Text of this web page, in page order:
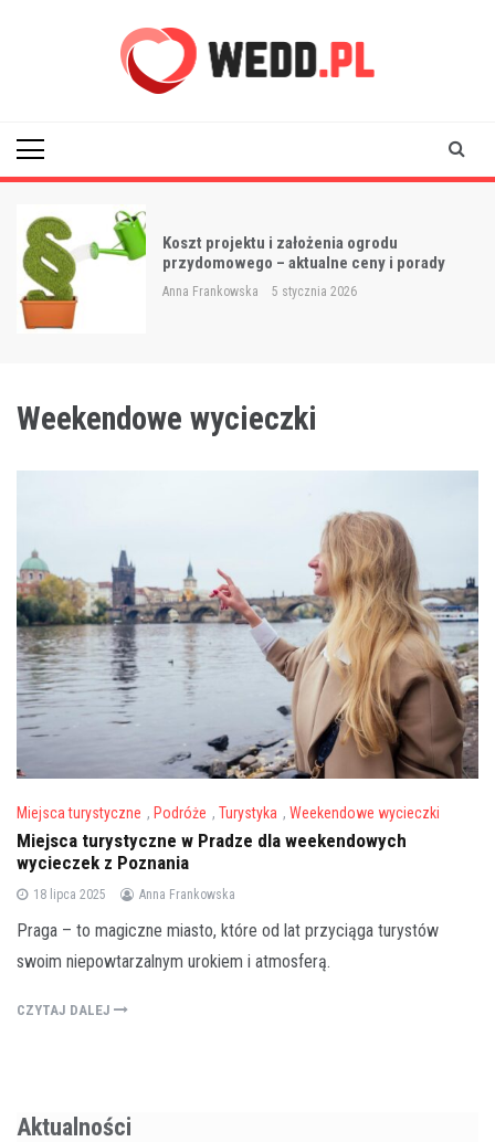
Koszt projektu i założenia ogrodu
przydomowego – aktualne ceny i porady
Anna Frankowska 5 stycznia 2026
Weekendowe wycieczki
Miejsca turystyczne , Podróże , Turystyka , Weekendowe wycieczki
Miejsca turystyczne w Pradze dla weekendowych
wycieczek z Poznania
18 lipca 2025 Anna Frankowska
Praga – to magiczne miasto, które od lat przyciąga turystów
swoim niepowtarzalnym urokiem i atmosferą.
CZYTAJ DALEJ
Aktualności